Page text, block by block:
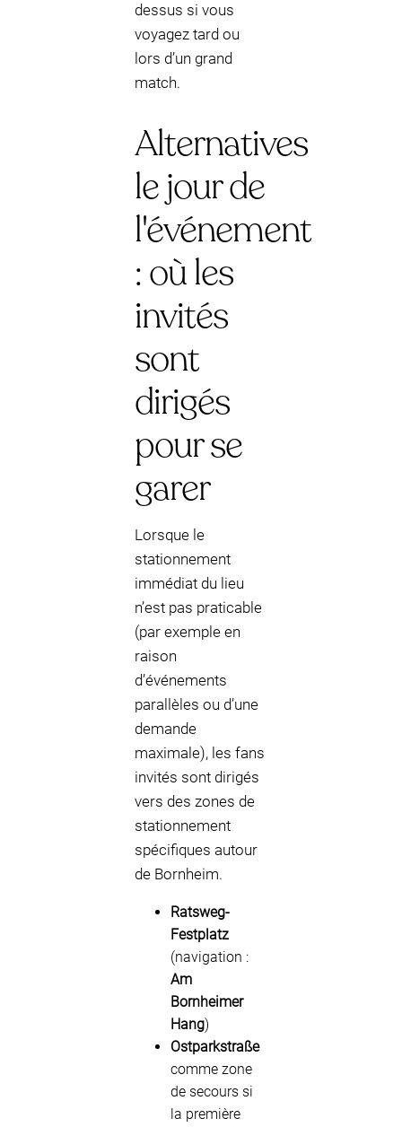
dessus si vous
voyagez tard ou
lors d’un grand
match.
Alternatives
le jour de
l'événement
: où les
invités
sont
dirigés
pour se
garer
Lorsque le
stationnement
immédiat du lieu
n’est pas praticable
(par exemple en
raison
d’événements
parallèles ou d’une
demande
maximale), les fans
invités sont dirigés
vers des zones de
stationnement
spécifiques autour
de Bornheim.
Ratsweg-
Festplatz
(navigation :
Am
Bornheimer
Hang)
Ostparkstraße
comme zone
de secours si
la première